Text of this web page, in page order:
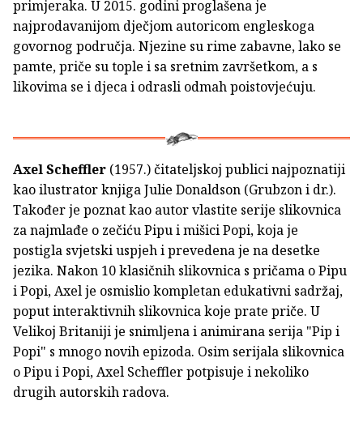
primjeraka. U 2015. godini proglašena je
najprodavanijom dječjom autoricom engleskoga
govornog područja. Njezine su rime zabavne, lako se
pamte, priče su tople i sa sretnim završetkom, a s
likovima se i djeca i odrasli odmah poistovjećuju.
Axel Scheffler (1957.) čitateljskoj publici najpoznatiji
kao ilustrator knjiga Julie Donaldson (Grubzon i dr.).
Također je poznat kao autor vlastite serije slikovnica
za najmlađe o zečiću Pipu i mišici Popi, koja je
postigla svjetski uspjeh i prevedena je na desetke
jezika. Nakon 10 klasičnih slikovnica s pričama o Pipu
i Popi, Axel je osmislio kompletan edukativni sadržaj,
poput interaktivnih slikovnica koje prate priče. U
Velikoj Britaniji je snimljena i animirana serija "Pip i
Popi" s mnogo novih epizoda. Osim serijala slikovnica
o Pipu i Popi, Axel Scheffler potpisuje i nekoliko
drugih autorskih radova.